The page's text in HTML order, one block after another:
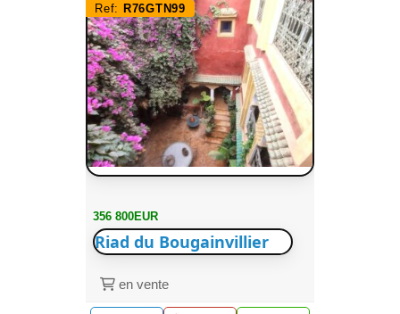
Ref: R76GTN99
356 800EUR
Riad du Bougainvillier
en vente